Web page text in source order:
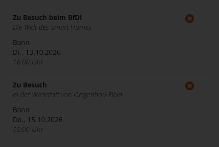
Zu Besuch beim BfDI
Die Welt des Smart Homes
Bonn
Di., 13.10.2026
16:00 Uhr
Zu Besuch
in der Werkstatt von Geigenbau Elbin
Bonn
Do., 15.10.2026
15:00 Uhr